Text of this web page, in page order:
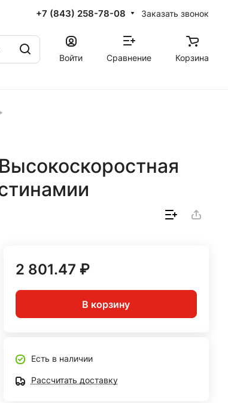
+7 (843) 258-78-08 Заказать звонок
Войти
Сравнение Корзина
2 801.47 ₽
В корзину
Есть в наличии
Рассчитать доставку